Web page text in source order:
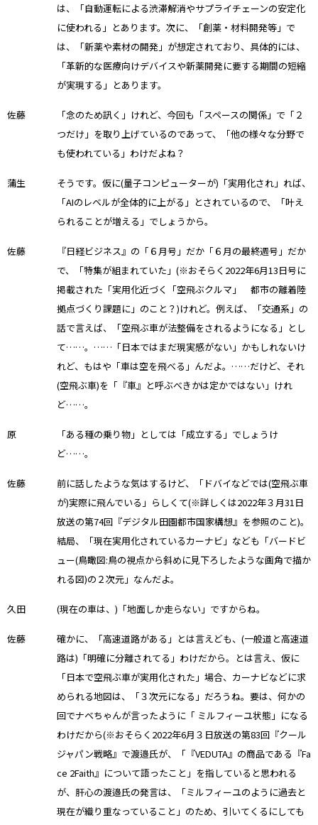
は、「自動運転による渋滞解消やサプライチェーンの安定化
に使われる」とあります。次に、「創薬・材料開発等」で
は、「新薬や素材の開発」が想定されており、具体的には、
「革新的な医療向けデバイスや新薬開発に要する期間の短縮
が実現する」とあります。
佐藤
「念のため訊く」けれど、今回も「スペースの関係」で「２
つだけ」を取り上げているのであって、「他の様々な分野で
も使われている」わけだよね？
蒲生
そうです。仮に(量子コンピューターが)「実用化され」れば、
「AIのレベルが全体的に上がる」とされているので、「叶え
られることが増える」でしょうから。
佐藤
『日経ビジネス』の「６月号」だか「６月の最終週号」だか
で、「特集が組まれていた」(※おそらく2022年6月13日号に
掲載された「実用化近づく「空飛ぶクルマ」 都市の離着陸
拠点づくり課題に」のこと？)けれど。例えば、「交通系」の
話で言えば、「空飛ぶ車が法整備をされるようになる」とし
て……。……「日本ではまだ現実感がない」かもしれないけ
れど、もはや「車は空を飛べる」んだよ。……だけど、それ
(空飛ぶ車)を「『車』と呼ぶべきかは定かではない」けれ
ど……。
原
「ある種の乗り物」としては「成立する」でしょうけ
ど……。
佐藤
前に話したような気はするけど、「ドバイなどでは(空飛ぶ車
が)実際に飛んでいる」らしくて(※詳しくは2022年３月31日
放送の第74回『デジタル田園都市国家構想』を参照のこと)。
結局、「現在実用化されているカーナビ」なども「バードビ
ュー(鳥瞰図:鳥の視点から斜めに見下ろしたような画角で描か
れる図)の２次元」なんだよ。
久田 (現在の車は、)「地面しか走らない」ですからね。
佐藤
確かに、「高速道路がある」とは言えども、(一般道と高速道
路は)「明確に分離されてる」わけだから。とは言え、仮に
「日本で空飛ぶ車が実用化された」場合、カーナビなどに求
められる地図は、「３次元になる」だろうね。要は、何かの
回でナベちゃんが言ったように「 ミルフィーユ状態」になる
わけだから(※おそらく2022年6月３日放送の第83回『クール
ジャパン戦略』で渡邉氏が、「『VEDUTA』の商品である『Fa
ce 2Faith』について語ったこと」を指していると思われる
が、肝心の渡邉氏の発言は、「ミルフィーユのように過去と
現在が織り重なっていること」のため、引いてくるにしても